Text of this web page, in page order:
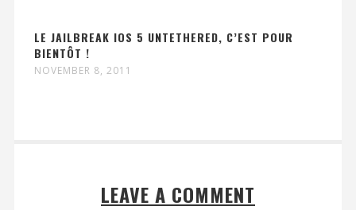
LE JAILBREAK IOS 5 UNTETHERED, C’EST POUR
BIENTÔT !
NOVEMBER 8, 2011
LEAVE A COMMENT